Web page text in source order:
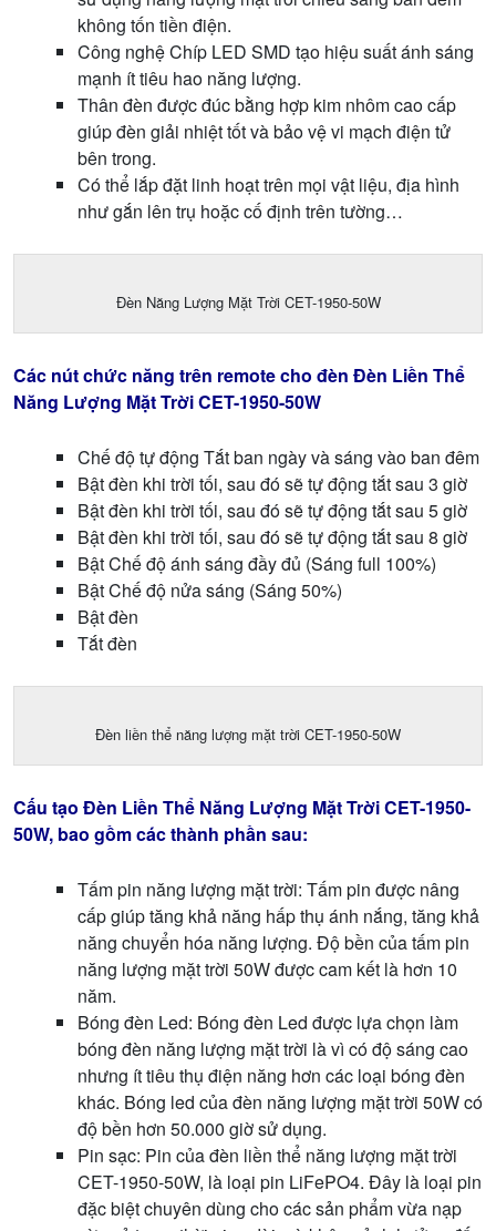
không tốn tiền điện.
Công nghệ Chíp LED SMD tạo hiệu suất ánh sáng
mạnh ít tiêu hao năng lượng.
Thân đèn được đúc bằng hợp kim nhôm cao cấp
giúp đèn giải nhiệt tốt và bảo vệ vi mạch điện tử
bên trong.
Có thể lắp đặt linh hoạt trên mọi vật liệu, địa hình
như gắn lên trụ hoặc cố định trên tường…
Đèn Năng Lượng Mặt Trời CET-1950-50W
Các nút chức năng trên remote cho đèn Đèn Liền Thể
Năng Lượng Mặt Trời CET-1950-50W
Chế độ tự động Tắt ban ngày và sáng vào ban đêm
Bật đèn khi trời tối, sau đó sẽ tự động tắt sau 3 giờ
Bật đèn khi trời tối, sau đó sẽ tự động tắt sau 5 giờ
Bật đèn khi trời tối, sau đó sẽ tự động tắt sau 8 giờ
Bật Chế độ ánh sáng đầy đủ (Sáng full 100%)
Bật Chế độ nửa sáng (Sáng 50%)
Bật đèn
Tắt đèn
Đèn liền thể năng lượng mặt trời CET-1950-50W
Cấu tạo Đèn Liền Thể Năng Lượng Mặt Trời CET-1950-
50W, bao gồm các thành phần sau:
Tấm pin năng lượng mặt trời: Tấm pin được nâng
cấp giúp tăng khả năng hấp thụ ánh nắng, tăng khả
năng chuyển hóa năng lượng. Độ bền của tấm pin
năng lượng mặt trời 50W được cam kết là hơn 10
năm.
Bóng đèn Led: Bóng đèn Led được lựa chọn làm
bóng đèn năng lượng mặt trời là vì có độ sáng cao
nhưng ít tiêu thụ điện năng hơn các loại bóng đèn
khác. Bóng led của đèn năng lượng mặt trời 50W có
độ bền hơn 50.000 giờ sử dụng.
Pin sạc: Pin của đèn liền thể năng lượng mặt trời
CET-1950-50W, là loại pin LiFePO4. Đây là loại pin
đặc biệt chuyên dùng cho các sản phẩm vừa nạp